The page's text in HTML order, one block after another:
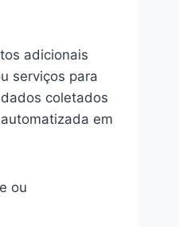
adicionais
serviços para
coletados
em
ou